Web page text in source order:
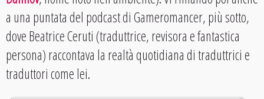
a una puntata del podcast di Gameromancer, più sotto,
dove Beatrice Ceruti (traduttrice, revisora e fantastica
persona) raccontava la realtà quotidiana di traduttrici e
traduttori come lei.